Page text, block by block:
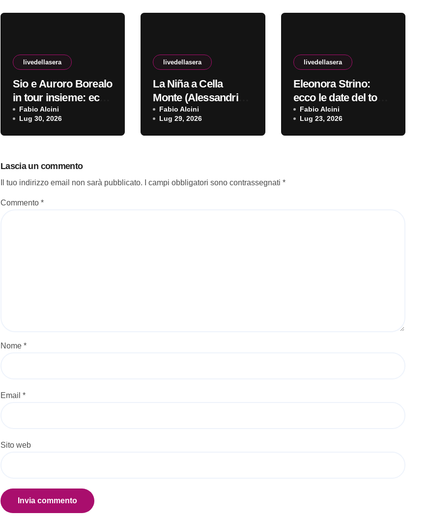
livedellasera
Sio e Auroro Borealo
in tour insieme: ecco
le date #livedellasera
Fabio Alcini
Lug 30, 2026
livedellasera
La Niña a Cella
Monte (Alessandria)
per JZ:RF 2026
#livedellasera
Fabio Alcini
Lug 29, 2026
livedellasera
Eleonora Strino:
ecco le date del tour
#livedellasera
Fabio Alcini
Lug 23, 2026
Lascia un commento
Il tuo indirizzo email non sarà pubblicato. I campi obbligatori sono contrassegnati *
Commento *
Nome *
Email *
Sito web